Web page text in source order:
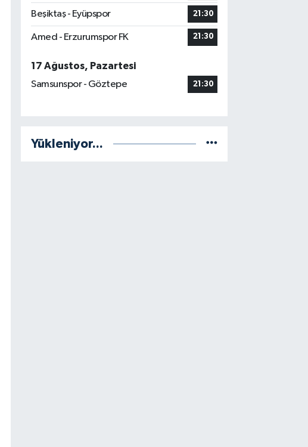
Beşiktaş - Eyüpspor 21:30
Amed - Erzurumspor FK 21:30
17 Ağustos, Pazartesi
Samsunspor - Göztepe
21:30
Yükleniyor...